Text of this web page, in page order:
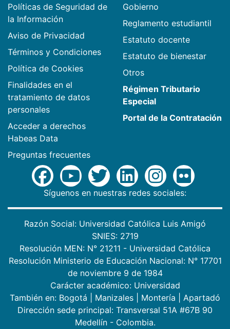
Políticas de Seguridad de
la Información
Aviso de Privacidad
Términos y Condiciones
Política de Cookies
Finalidades en el
tratamiento de datos
personales
Acceder a derechos
Habeas Data
Preguntas frecuentes
Gobierno
Reglamento estudiantil
Estatuto docente
Estatuto de bienestar
Otros
Régimen Tributario
Especial
Portal de la Contratación
Síguenos en nuestras redes sociales:
Razón Social: Universidad Católica Luis Amigó
SNIES: 2719
Resolución MEN: N° 21211 - Universidad Católica
Resolución Ministerio de Educación Nacional: N° 17701
de noviembre 9 de 1984
Carácter académico: Universidad
También en: Bogotá Manizales Montería
Apartadó
Dirección sede principal: Transversal 51A #67B 90
Medellín - Colombia.